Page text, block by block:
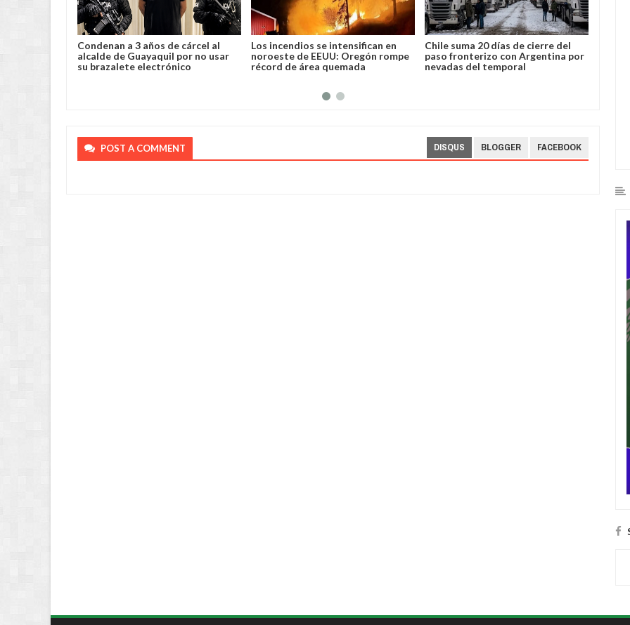
Condenan a 3 años de cárcel al
alcalde de Guayaquil por no usar
su brazalete electrónico
Los incendios se intensifican en
noroeste de EEUU: Oregón rompe
récord de área quemada
Chile suma 20 días de cierre del
paso fronterizo con Argentina por
nevadas del temporal
José
POST A COMMENT DISQUS BLOGGER FACEBOOK